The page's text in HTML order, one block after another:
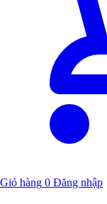
Giỏ hàng 0 Đăng nhập